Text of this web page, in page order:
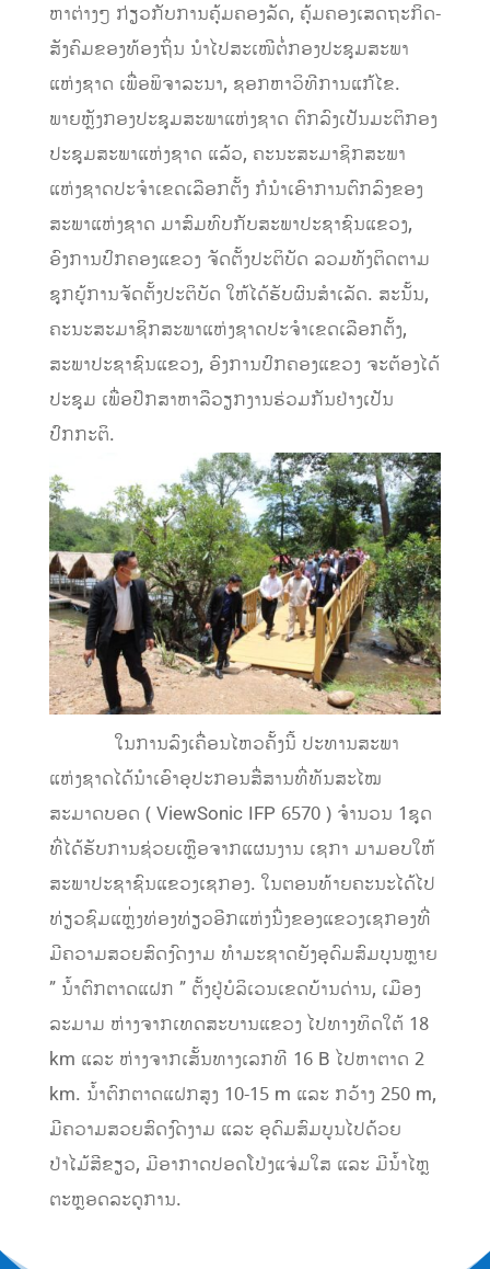
ຫາຕ່າງໆ ກ່ຽວກັບການຄຸ້ມຄອງລັດ, ຄຸ້ມຄອງເສດຖະກິດ-
ສັງຄົມຂອງທ້ອງຖິ່ນ ນໍາໄປສະເໜີຕໍ່ກອງປະຊຸມສະພາ
ແຫ່ງຊາດ ເພື່ອພິຈາລະນາ, ຊອກຫາວິທີການແກ້ໄຂ.
ພາຍຫຼັງກອງປະຊຸມສະພາແຫ່ງຊາດ ຕົກລົງເປັນມະຕິກອງ
ປະຊຸມສະພາແຫ່ງຊາດ ແລ້ວ, ຄະນະສະມາຊິກສະພາ
ແຫ່ງຊາດປະຈໍາເຂດເລືອກຕັ້ງ ກໍນໍາເອົາການຕົກລົງຂອງ
ສະພາແຫ່ງຊາດ ມາສົມທົບກັບສະພາປະຊາຊົນແຂວງ,
ອົງການປົກຄອງແຂວງ ຈັດຕັ້ງປະຕິບັດ ລວມທັງຕິດຕາມ
ຊຸກຍູ້ການຈັດຕັ້ງປະຕິບັດ ໃຫ້ໄດ້ຮັບຜົນສໍາເລັດ. ສະນັ້ນ,
ຄະນະສະມາຊິກສະພາແຫ່ງຊາດປະຈໍາເຂດເລືອກຕັ້ງ,
ສະພາປະຊາຊົນແຂວງ, ອົງການປົກຄອງແຂວງ ຈະຕ້ອງໄດ້
ປະຊຸມ ເພື່ອປຶກສາຫາລືວຽກງານຮ່ວມກັນຢ່າງເປັນ
ປົກກະຕິ.
ໃນການລົງເຄື່ອນໄຫວຄັ້ງນີ້ ປະທານສະພາ
ແຫ່ງຊາດໄດ້ນຳເອົາອຸປະກອນສື່ສານທີ່ທັນສະໄໝ
ສະມາດບອດ ( ViewSonic IFP 6570 ) ຈຳນວນ 1ຊຸດ
ທີ່ໄດ້ຮັບການຊ່ວຍເຫຼືອຈາກແຜນງານ ເຊກາ ມາມອບໃຫ້
ສະພາປະຊາຊົນແຂວງເຊກອງ. ໃນຕອນທ້າຍຄະນະໄດ້ໄປ
ທ່ຽວຊົມແຫຼ່ງທ່ອງທ່ຽວອີກແຫ່ງນື່ງຂອງແຂວງເຊກອງທີ່
ມີຄວາມສວຍສົດງົດງາມ ທຳມະຊາດຍັງອຸດົມສົມບຸນຫຼາຍ
” ນ້ຳຕົກຕາດແຝກ​ ” ຕັ້ງຢູ່ບໍລິເວນເຂດບ້ານດ່ານ,​ ເມືອງ​
ລະມາມ​ ຫ່າງຈາກເທດສະບານແຂວງ ໄປທາງທິດໃຕ້ 18
km ແລະ​ ຫ່າງຈາກເສັ້ນທາງເລກທີ 16​ B ໄປຫາຕາດ 2​
km. ​ນ້ຳຕົກຕາດແຝກສູງ 10-15 m​ ແລະ​ ກວ້າງ​ 250 m,​
ມີຄວາມສວຍສົດງົດງາມ ແລະ​ ອຸດົມສົມບູນໄປດ້ວຍ
ປ່າໄມ້ສີຂຽວ,​ ມີອາກາດປອດໂປ່ງແຈ່ມໃສ ແລະ​ ມີນ້ຳໄຫຼ
ຕະຫຼອດລະດູການ.